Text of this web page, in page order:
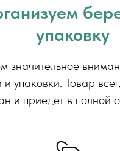
упаковку
значительное
и упаковки. Товар
и приедет в полной